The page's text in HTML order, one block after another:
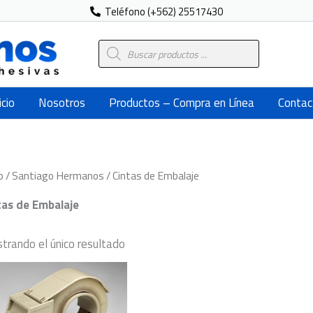
Teléfono (+562) 25517430
Búsqueda
de
Nosotros Productos – Compra en Línea
/Santiago Hermanos/ Cintas de Embalaje
de Embalaje
el único resultado